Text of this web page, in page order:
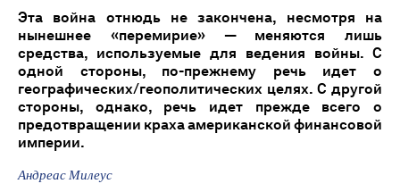
Эта война отнюдь не закончена, несмотря на
нынешнее «перемирие» — меняются лишь
средства, используемые для ведения войны. С
одной стороны, по-прежнему речь идет о
географических/геополитических целях. С другой
стороны, однако, речь идет прежде всего о
предотвращении краха американской финансовой
империи.
Андреас Милеус